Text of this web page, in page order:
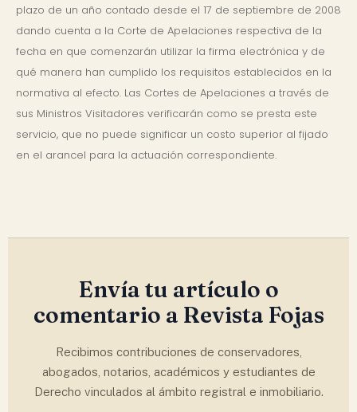
plazo de un año contado desde el 17 de septiembre de 2008
dando cuenta a la Corte de Apelaciones respectiva de la
fecha en que comenzarán utilizar la firma electrónica y de
qué manera han cumplido los requisitos establecidos en la
normativa al efecto. Las Cortes de Apelaciones a través de
sus Ministros Visitadores verificarán como se presta este
servicio, que no puede significar un costo superior al fijado
en el arancel para la actuación correspondiente.
Envía tu artículo o
comentario a Revista Fojas
Recibimos contribuciones de conservadores,
abogados, notarios, académicos y estudiantes de
Derecho vinculados al ámbito registral e inmobiliario.